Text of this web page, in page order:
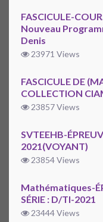
FASCICULE-
Nouveau
Denis
23971 Views
FASCICULE DE
COLLECTION
23857 Views
SVTEEHB-
2021(VOYANT)
23854 Views
Mathématiques-
SÉRIE : D/TI-2021
23444 Views